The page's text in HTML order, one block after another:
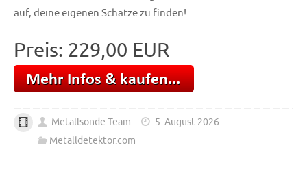
auf, deine eigenen Schätze zu finden!
Preis: 229,00 EUR
Metallsonde Team
5. August 2026
Metalldetektor.com